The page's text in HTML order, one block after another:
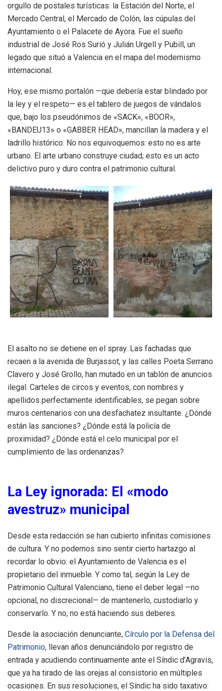
orgullo de postales turísticas: la Estación del Norte, el
Mercado Central, el Mercado de Colón, las cúpulas del
Ayuntamiento o el Palacete de Ayora. Fue el sueño
industrial de José Ros Surió y Julián Urgell y Pubill, un
legado que situó a Valencia en el mapa del modernismo
internacional.
Hoy, ese mismo portalón —que debería estar blindado por
la ley y el respeto— es el tablero de juegos de vándalos
que, bajo los pseudónimos de «SACK», «BOOR»,
«BANDEU13» o «GABBER HEAD», mancillan la madera y el
ladrillo histórico. No nos equivoquemos: esto no es arte
urbano. El arte urbano construye ciudad; esto es un acto
delictivo puro y duro contra el patrimonio cultural.
El asalto no se detiene en el spray. Las fachadas que
recaen a la avenida de Burjassot, y las calles Poeta Serrano
Clavero y José Grollo, han mutado en un tablón de anuncios
ilegal. Carteles de circos y eventos, con nombres y
apellidos perfectamente identificables, se pegan sobre
muros centenarios con una desfachatez insultante. ¿Dónde
están las sanciones? ¿Dónde está la policía de
proximidad? ¿Dónde está el celo municipal por el
cumplimiento de las ordenanzas?
La Ley ignorada: El «modo
avestruz» municipal
Desde esta redacción se han cubierto infinitas comisiones
de cultura. Y no podemos sino sentir cierto hartazgo al
recordar lo obvio: el Ayuntamiento de Valencia es el
propietario del inmueble. Y como tal, según la Ley de
Patrimonio Cultural Valenciano, tiene el deber legal —no
opcional, no discrecional— de mantenerlo, custodiarlo y
conservarlo. Y no, no está haciendo sus deberes.
Desde la asociación denunciante, Círculo por la Defensa del
Patrimonio, llevan años denunciándolo por registro de
entrada y acudiendo continuamente ante el Síndic d’Agravis,
que ya ha tirado de las orejas al consistorio en múltiples
ocasiones. En sus resoluciones, el Síndic ha sido taxativo: